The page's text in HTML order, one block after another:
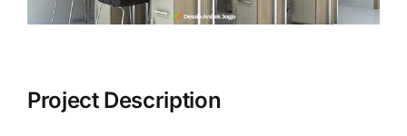
Project Description